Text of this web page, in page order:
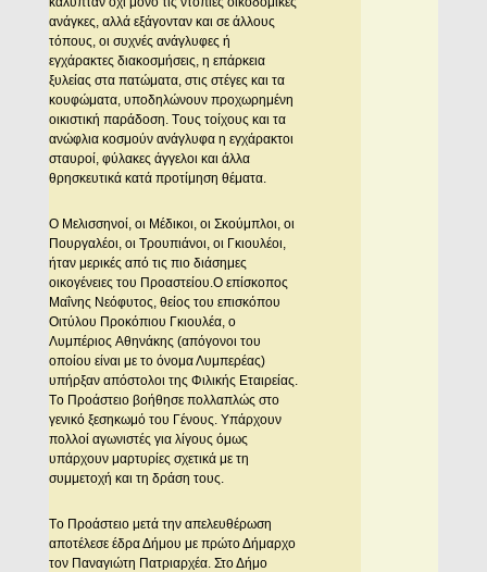
ανάγκες, αλλά εξάγονταν και σε άλλους
τόπους, οι συχνές ανάγλυφες ή
εγχάρακτες διακοσμήσεις, η επάρκεια
ξυλείας στα πατώματα, στις στέγες και τα
κουφώματα, υποδηλώνουν προχωρημένη
οικιστική παράδοση. Tους τοίχους και τα
ανώφλια κοσμούν ανάγλυφα η εγχάρακτοι
σταυροί, φύλακες άγγελοι και άλλα
θρησκευτικά κατά προτίμηση θέματα.
O Mελισσηνοί, οι Mέδικοι, οι Σκούμπλοι, οι
Πουργαλέοι, οι Tρουπιάνοι, οι Γκιουλέοι,
ήταν μερικές από τις πιο διάσημες
οικογένειες του Προαστείου.O επίσκοπος
Mαΐνης Nεόφυτος, θείος του επισκόπου
Oιτύλου Προκόπιου Γκιουλέα, ο
Λυμπέριος Aθηνάκης (απόγονοι του
οποίου είναι με το όνομα Λυμπερέας)
υπήρξαν απόστολοι της Φιλικής Eταιρείας.
Tο Προάστειο βοήθησε πολλαπλώς στο
γενικό ξεσηκωμό του Γένους. Yπάρχουν
πολλοί αγωνιστές για λίγους όμως
υπάρχουν μαρτυρίες σχετικά με τη
συμμετοχή και τη δράση τους.
Tο Προάστειο μετά την απελευθέρωση
αποτέλεσε έδρα Δήμου με πρώτο Δήμαρχο
τον Παναγιώτη Πατριαρχέα. Στο Δήμο